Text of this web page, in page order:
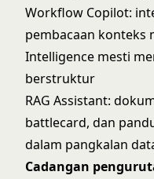
Workflow Copilot:
pembacaan konteks
Intelligence mesti
berstruktur
RAG Assistant:
battlecard, dan
dalam pangkalan
Cadangan